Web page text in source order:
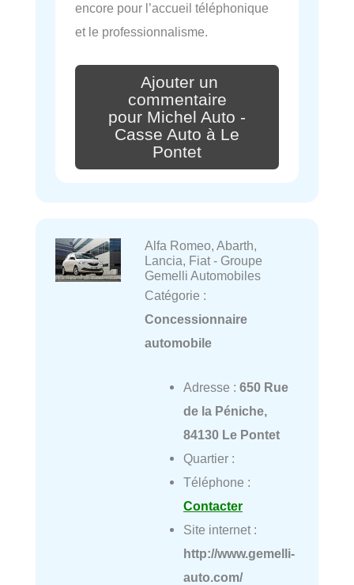
encore pour l’accueil téléphonique
et le professionnalisme.
Ajouter un
commentaire
pour Michel Auto -
Casse Auto à Le
Pontet
Alfa Romeo, Abarth,
Lancia, Fiat - Groupe
Gemelli Automobiles
Catégorie :
Concessionnaire
automobile
Adresse : 650 Rue
de la Péniche,
84130 Le Pontet
Quartier :
Téléphone :
Contacter
Site internet :
http://www.gemelli-
auto.com/